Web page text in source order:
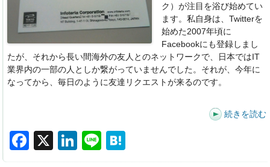
ク）が注目を浴び始めてい
ます。私自身は、Twitterを
始めた2007年頃に
Facebookにも登録しまし
たが、それから長い間海外の友人とのネットワークで、日本ではIT
業界内の一部の人としか繋がっていませんでした。それが、今年に
なってから、毎日のように友達リクエストが来るのです。
続きを読む
F
X
Li
Li